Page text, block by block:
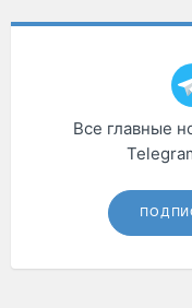
Все главные